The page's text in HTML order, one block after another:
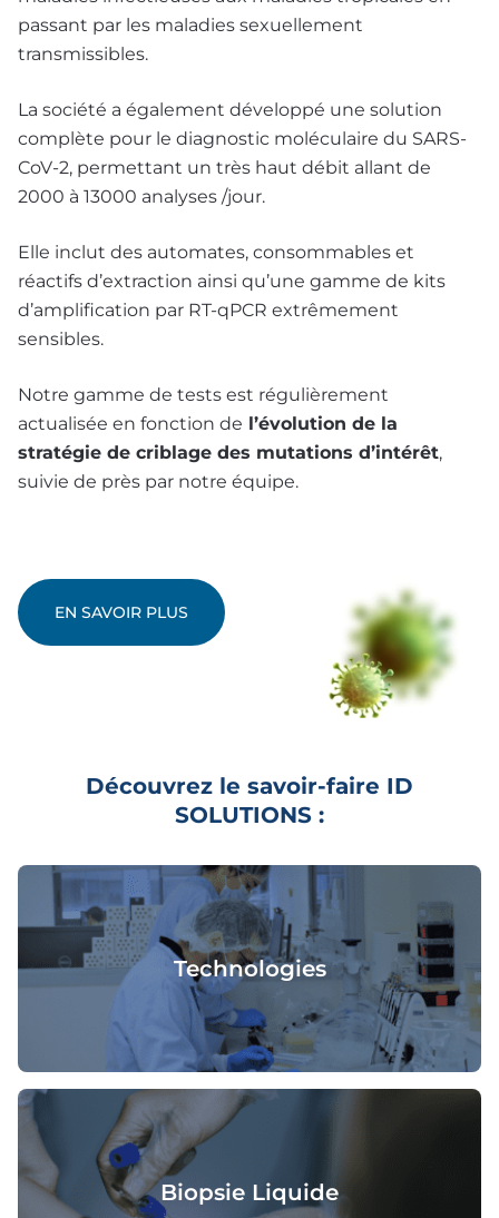
passant par les maladies sexuellement
transmissibles.
La société a également développé une solution
complète pour le diagnostic moléculaire du SARS-
CoV-2, permettant un très haut débit allant de
2000 à 13000 analyses /jour.
Elle inclut des automates, consommables et
réactifs d’extraction ainsi qu’une gamme de kits
d’amplification par RT-qPCR extrêmement
sensibles.
Notre gamme de tests est régulièrement
actualisée en fonction de l’évolution de la
stratégie de criblage des mutations d’intérêt,
suivie de près par notre équipe.
EN SAVOIR PLUS
Découvrez le savoir-faire ID
SOLUTIONS :
Technologies
Biopsie Liquide